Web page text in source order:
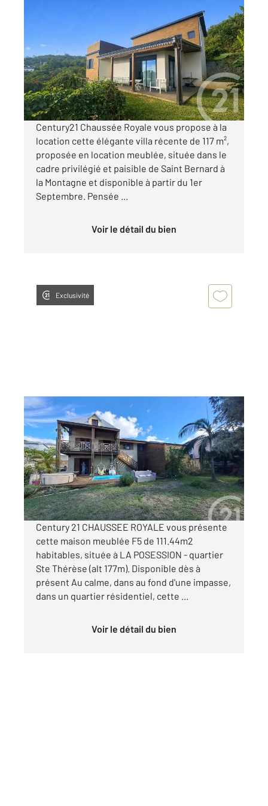
Maison à louer
2 300 €
par mois charges comprises
Century21 Chaussée Royale vous propose à la
location cette élégante villa récente de 117 m²,
proposée en location meublée, située dans le
cadre privilégié et paisible de Saint Bernard à
la Montagne et disponible à partir du 1er
Septembre. Pensée ...
Voir le détail du bien
Exclusivité
LA POSSESSION 974
111,44 m2, 5 pièces
Ref : 2160
Maison à louer
2 100 €
par mois charges comprises
Century 21 CHAUSSEE ROYALE vous présente
cette maison meublée F5 de 111.44m2
habitables, située à LA POSESSION - quartier
Ste Thérèse (alt 177m). Disponible dès à
présent Au calme, dans au fond d'une impasse,
dans un quartier résidentiel, cette ...
Voir le détail du bien